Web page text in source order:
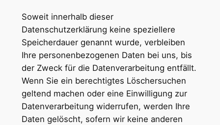
Soweit innerhalb dieser
Datenschutzerklärung keine speziellere
Speicherdauer genannt wurde, verbleiben
Ihre personenbezogenen Daten bei uns, bis
der Zweck für die Datenverarbeitung entfällt.
Wenn Sie ein berechtigtes Löschersuchen
geltend machen oder eine Einwilligung zur
Datenverarbeitung widerrufen, werden Ihre
Daten gelöscht, sofern wir keine anderen